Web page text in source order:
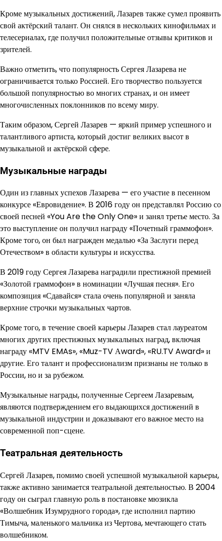
Кроме музыкальных достижений, Лазарев также сумел проявить
свой актёрский талант. Он снялся в нескольких кинофильмах и
телесериалах, где получил положительные отзывы критиков и
зрителей.
Важно отметить, что популярность Сергея Лазарева не
ограничивается только Россией. Его творчество пользуется
большой популярностью во многих странах, и он имеет
многочисленных поклонников по всему миру.
Таким образом, Сергей Лазарев — яркий пример успешного и
талантливого артиста, который достиг великих высот в
музыкальной и актёрской сфере.
Музыкальные награды
Один из главных успехов Лазарева — его участие в песенном
конкурсе «Евровидение». В 2016 году он представлял Россию со
своей песней «You Are the Only One» и занял третье место. За
это выступление он получил награду «Почетный граммофон».
Кроме того, он был награжден медалью «За Заслуги перед
Отечеством» в области культуры и искусства.
В 2019 году Сергея Лазарева наградили престижной премией
«Золотой граммофон» в номинации «Лучшая песня». Его
композиция «Сдавайся» стала очень популярной и заняла
верхние строчки музыкальных чартов.
Кроме того, в течение своей карьеры Лазарев стал лауреатом
многих других престижных музыкальных наград, включая
награду «MTV EMAs», «Muz-TV Аward», «RU.TV Award» и
другие. Его талант и профессионализм признаны не только в
России, но и за рубежом.
Музыкальные награды, полученные Сергеем Лазаревым,
являются подтверждением его выдающихся достижений в
музыкальной индустрии и доказывают его важное место на
современной поп-сцене.
Театральная деятельность
Сергей Лазарев, помимо своей успешной музыкальной карьеры,
также активно занимается театральной деятельностью. В 2004
году он сыграл главную роль в постановке мюзикла
«Волшебник Изумрудного города», где исполнил партию
Тимыча, маленького мальчика из Чертова, мечтающего стать
волшебником.